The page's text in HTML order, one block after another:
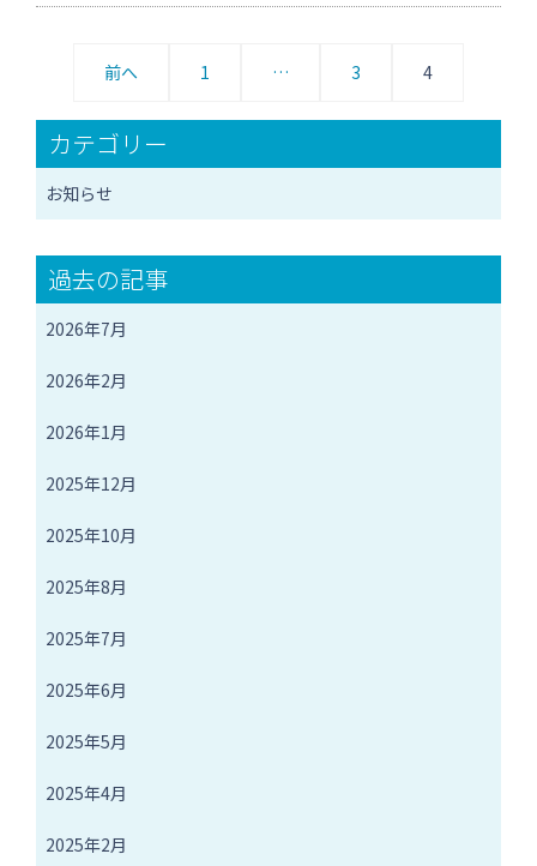
投
稿
ー
ジ
前へ 1 … 3 4
カテゴリー
お知らせ
過去の記事
2026年7月
2026年2月
2026年1月
2025年12月
2025年10月
2025年8月
2025年7月
2025年6月
2025年5月
2025年4月
2025年2月